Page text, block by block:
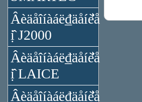
Âèäåîíàáë₫äåíèå
ị̂ J2000
Âèäåîíàáë₫äåíèå
ị̂ LAICE
Âèäåîíàáë₫äåíèå